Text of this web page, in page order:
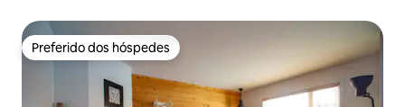
Preferido dos hóspedes
Preferido dos hóspedes